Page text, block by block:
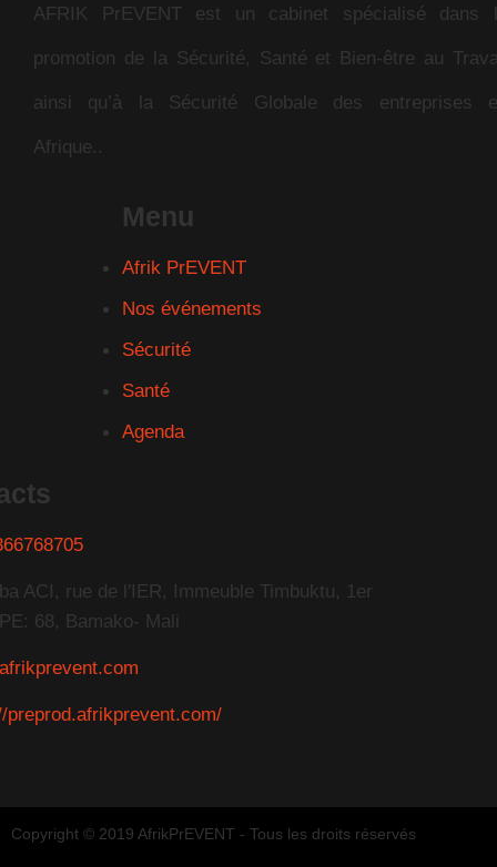
AFRIK PrEVENT est un cabinet spécialisé dans
promotion de la Sécurité, Santé et Bien-être au
ainsi qu’à la Sécurité Globale des entreprises
Afrique..
Menu
Afrik PrEVENT
Nos événements
Sécurité
Santé
Agenda
ACI, rue de l'IER, Immeuble Timbuktu, 1er
68, Bamako- Mali
preprod.afrikprevent.com/
Copyright © 2019 AfrikPrEVENT - Tous les droits réservés